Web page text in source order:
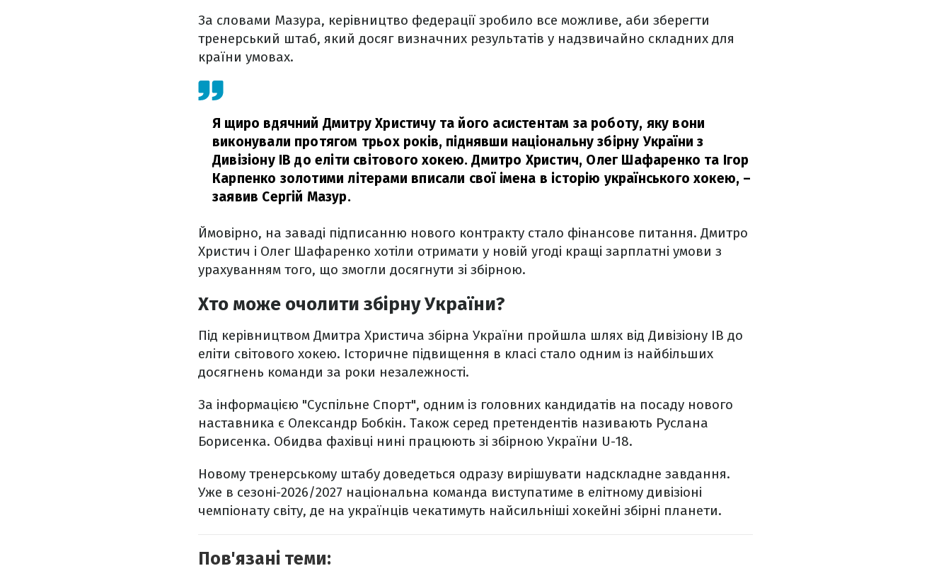
За словами Мазура, керівництво федерації зробило все можливе, аби зберегти
тренерський штаб, який досяг визначних результатів у надзвичайно складних для
країни умовах.
Я щиро вдячний Дмитру Христичу та його асистентам за роботу, яку вони
виконували протягом трьох років, піднявши національну збірну України з
Дивізіону IB до еліти світового хокею. Дмитро Христич, Олег Шафаренко та Ігор
Карпенко золотими літерами вписали свої імена в історію українського хокею, –
заявив Сергій Мазур.
Ймовірно, на заваді підписанню нового контракту стало фінансове питання. Дмитро
Христич і Олег Шафаренко хотіли отримати у новій угоді кращі зарплатні умови з
урахуванням того, що змогли досягнути зі збірною.
Хто може очолити збірну України?
Під керівництвом Дмитра Христича збірна України пройшла шлях від Дивізіону IB до
еліти світового хокею. Історичне підвищення в класі стало одним із найбільших
досягнень команди за роки незалежності.
За інформацією "Суспільне Спорт", одним із головних кандидатів на посаду нового
наставника є Олександр Бобкін. Також серед претендентів називають Руслана
Борисенка. Обидва фахівці нині працюють зі збірною України U-18.
Новому тренерському штабу доведеться одразу вирішувати надскладне завдання.
Уже в сезоні-2026/2027 національна команда виступатиме в елітному дивізіоні
чемпіонату світу, де на українців чекатимуть найсильніші хокейні збірні планети.
Пов'язані теми: